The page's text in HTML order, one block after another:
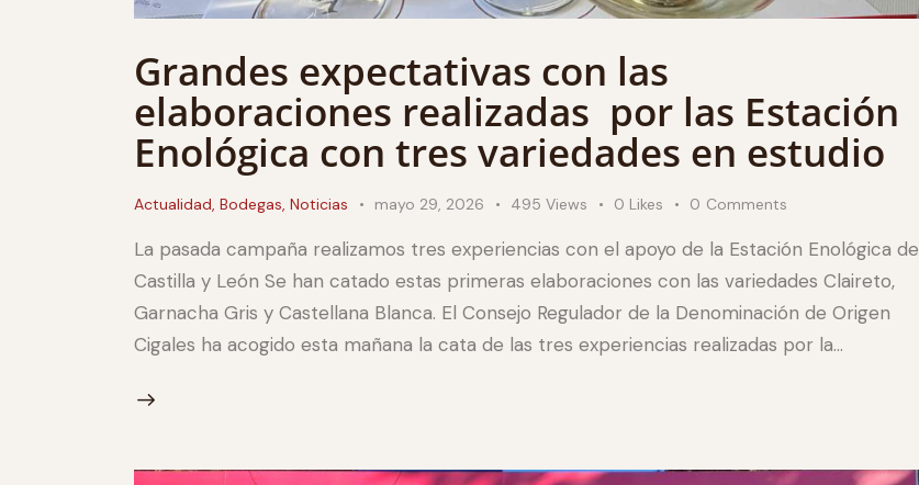
Grandes expectativas con las
elaboraciones realizadas por las Estación
Enológica con tres variedades en estudio
Actualidad, Bodegas, Noticias mayo 29, 2026 495 Views 0 Likes 0 Comments
La pasada campaña realizamos tres experiencias con el apoyo de la Estación Enológica de
Castilla y León Se han catado estas primeras elaboraciones con las variedades Claireto,
Garnacha Gris y Castellana Blanca. El Consejo Regulador de la Denominación de Origen
Cigales ha acogido esta mañana la cata de las tres experiencias realizadas por la…